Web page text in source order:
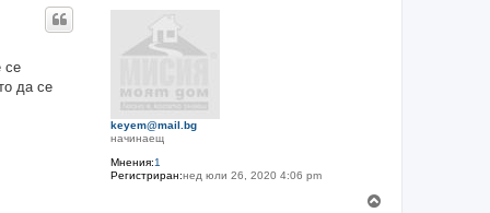
keyem@mail.bg
начинаещ
Мнения:1
Регистриран:нед юли 26, 2020 4:06 pm
се
да се